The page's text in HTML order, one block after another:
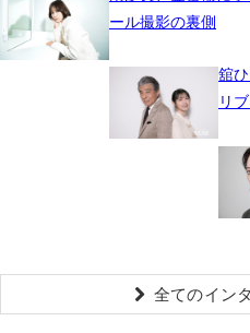
ール撮影の裏側
舘
リ
全てのイン